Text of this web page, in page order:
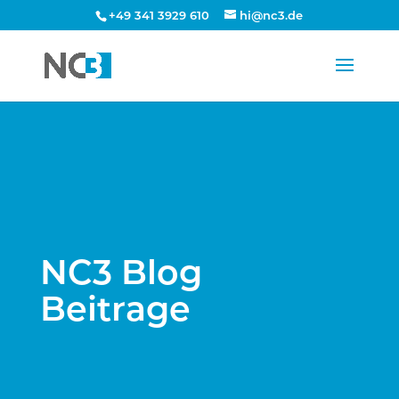
+49 341 3929 610 hi@nc3.de
NC3 Blog
Beitrage